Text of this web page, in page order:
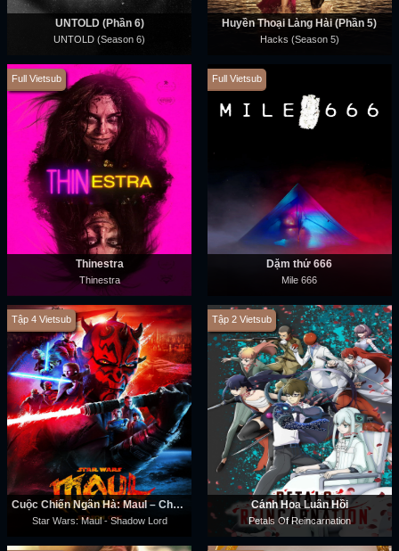
UNTOLD (Phần 6)
UNTOLD (Season 6)
Huyền Thoại Làng Hài (Phần 5)
Hacks (Season 5)
Full Vietsub
Thinestra
Thinestra
Full Vietsub
Dặm thứ 666
Mile 666
Tập 4 Vietsub
Cuộc Chiến Ngân Hà: Maul – Chúa Tể Bóng Tối
Star Wars: Maul - Shadow Lord
Tập 2 Vietsub
Cánh Hoa Luân Hồi
Petals Of Reincarnation